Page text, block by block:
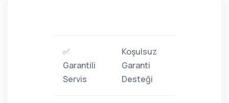
✅
Garantili
Servis
Koşulsuz
Garanti
Desteği